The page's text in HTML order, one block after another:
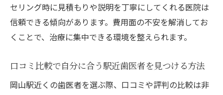
セリング時に見積もりや説明を丁寧にしてくれる医院は
信頼できる傾向があります。費用面の不安を解消してお
くことで、治療に集中できる環境を整えられます。
口コミ比較で自分に合う駅近歯医者を見つける方法
岡山駅近くの歯医者を選ぶ際、口コミや評判の比較は非